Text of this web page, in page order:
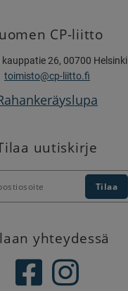
CP-liitto
26, 00700 Helsinki
toimisto@cp-liitto.fi
uutiskirje
yhteydessä